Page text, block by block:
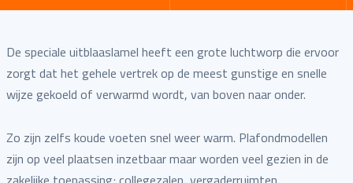
De speciale uitblaaslamel heeft een grote luchtworp die ervoor
zorgt dat het gehele vertrek op de meest gunstige en snelle
wijze gekoeld of verwarmd wordt, van boven naar onder.
Zo zijn zelfs koude voeten snel weer warm. Plafondmodellen
zijn op veel plaatsen inzetbaar maar worden veel gezien in de